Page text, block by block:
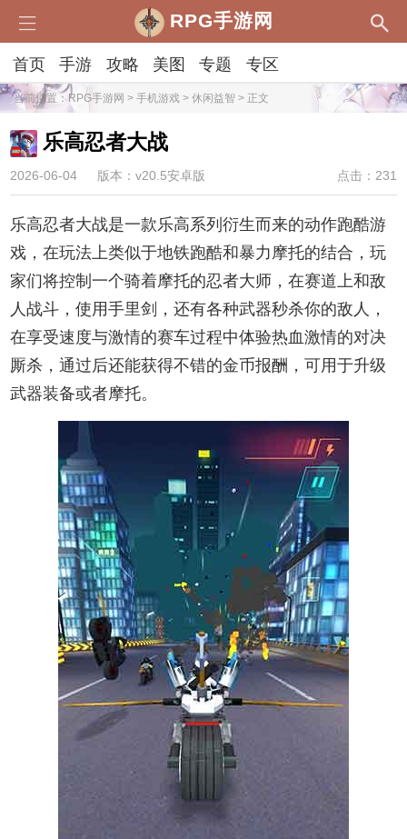
RPG手游网
首页 手游 攻略 美图 专题 专区
当前位置：RPG手游网 > 手机游戏 > 休闲益智 > 正文
乐高忍者大战
2026-06-04 版本：v20.5安卓版 点击：231
乐高忍者大战是一款乐高系列衍生而来的动作跑酷游
戏，在玩法上类似于地铁跑酷和暴力摩托的结合，玩
家们将控制一个骑着摩托的忍者大师，在赛道上和敌
人战斗，使用手里剑，还有各种武器秒杀你的敌人，
在享受速度与激情的赛车过程中体验热血激情的对决
厮杀，通过后还能获得不错的金币报酬，可用于升级
武器装备或者摩托。